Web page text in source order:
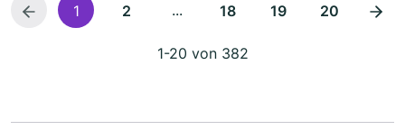
1 2 ... 18 19 20
1-20 von 382